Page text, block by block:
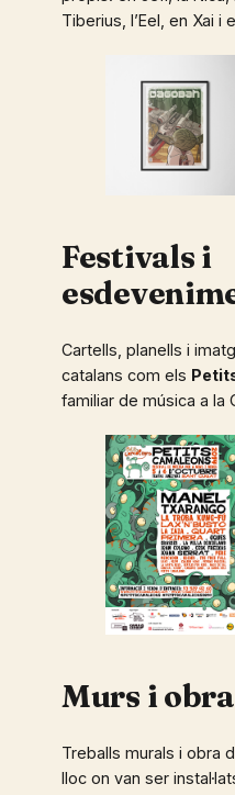
Tiberius, l’Eel, en Xai i
Festivals i
Cartells, planells i
catalans com els
familiar de música a la
Murs i
Treballs murals i obra
lloc on van ser